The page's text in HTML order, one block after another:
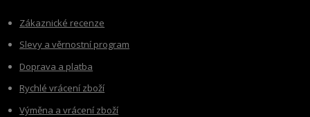
Zákaznické recenze
Slevy a věrnostní program
Doprava a platba
Rychlé vrácení zboží
Výměna a vrácení zboží